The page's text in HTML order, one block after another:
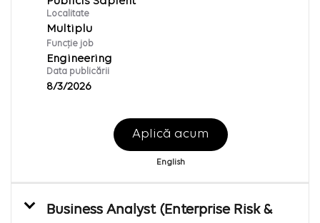
Localitate
Multiplu
Funcție job
Engineering
Data publicării
8/3/2026
Aplică acum
English
Business Analyst (Enterprise Risk &